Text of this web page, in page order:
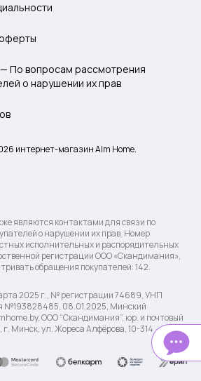
По вопросам рассмотрения
о нарушении их прав
интернет-магазин Alm Home.
являются контактами для связи по
о нарушении их прав. Номер
исполнительных и распорядительных
регистрации ООО «Скандимания»,
обращения покупателей: 142.
2025 г., № регистрации 74689, УНП
№193828485, 08.01.2025, Минский
ООО “Скандимания”, юр. и почтовый
Минск, ул. Жореса Алфёрова, 10-314